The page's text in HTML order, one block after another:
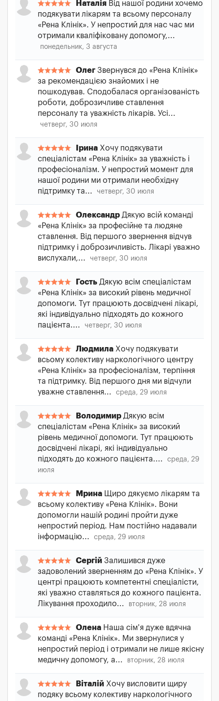
Наталія Від нашої родини хочемо
подякувати лікарям та всьому персоналу
«Рена Клінік». У непростий для нас час ми
отримали кваліфіковану допомогу,...
понедельник, 3 августа
Олег Звернувся до «Рена Клінік»
за рекомендацією знайомих і не
пошкодував. Сподобалася організованість
роботи, доброзичливе ставлення
персоналу та уважність лікарів. Усі...
четверг, 30 июля
Ірина Хочу подякувати
спеціалістам «Рена Клінік» за уважність і
професіоналізм. У непростий момент для
нашої родини ми отримали необхідну
підтримку та...
четверг, 30 июля
Олександр Дякую всій команді
«Рена Клінік» за професійне та людяне
ставлення. Від першого звернення відчув
підтримку і доброзичливість. Лікарі уважно
вислухали,...
четверг, 30 июля
Гость Дякую всім спеціалістам
«Рена Клінік» за високий рівень медичної
допомоги. Тут працюють досвідчені лікарі,
які індивідуально підходять до кожного
пацієнта....
четверг, 30 июля
Людмила Хочу подякувати
всьому колективу наркологічного центру
«Рена Клінік» за професіоналізм, терпіння
та підтримку. Від першого дня ми відчули
уважне ставлення...
среда, 29 июля
Володимир Дякую всім
спеціалістам «Рена Клінік» за високий
рівень медичної допомоги. Тут працюють
досвідчені лікарі, які індивідуально
підходять до кожного пацієнта....
среда, 29
июля
Мрина Щиро дякуємо лікарям та
всьому колективу «Рена Клінік». Вони
допомогли нашій родині пройти дуже
непростий період. Нам постійно надавали
інформацію...
среда, 29 июля
Сергій Залишився дуже
задоволений зверненням до «Рена Клінік». У
центрі працюють компетентні спеціалісти,
які уважно ставляться до кожного пацієнта.
Лікування проходило...
вторник, 28 июля
Олена Наша сім'я дуже вдячна
команді «Рена Клінік». Ми звернулися у
непростий період і отримали не лише якісну
медичну допомогу, а...
вторник, 28 июля
Віталій Хочу висловити щиру
подяку всьому колективу наркологічного